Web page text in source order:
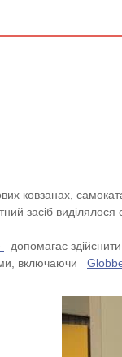
ковзанах,
засіб
допомагає
включаючи